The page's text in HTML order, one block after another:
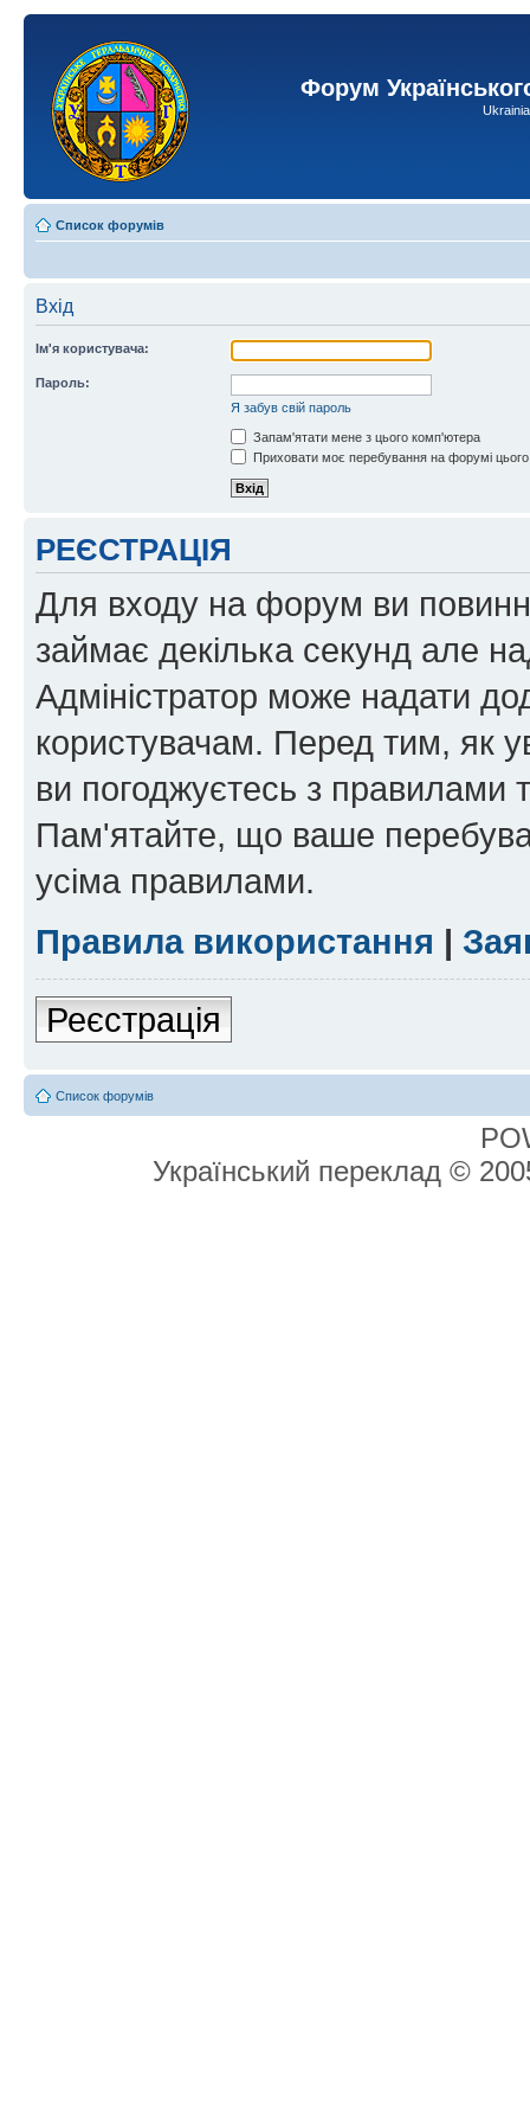
Форум
Список форумів
Вхід
Ім'я користувача:
Пароль:
Я забув свій пароль
Запам'ятати мене з цього комп'ютера
Приховати моє перебування на форумі
РЕЄСТРАЦІЯ
Для входу на форум ви
займає декілька секунд але
Адміністратор може надати
користувачам. Перед тим, як
ви погоджуєтесь з правилами
Пам'ятайте, що ваше
усіма правилами.
Правила використання |
Реєстрація
Список форумів
Український переклад ©